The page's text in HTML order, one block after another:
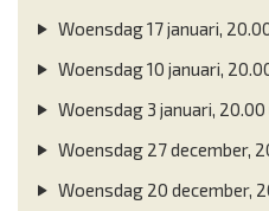
Woensdag 17 januari,
Woensdag 10 januari,
Woensdag 3 januari,
Woensdag 27 december,
Woensdag 20 december,